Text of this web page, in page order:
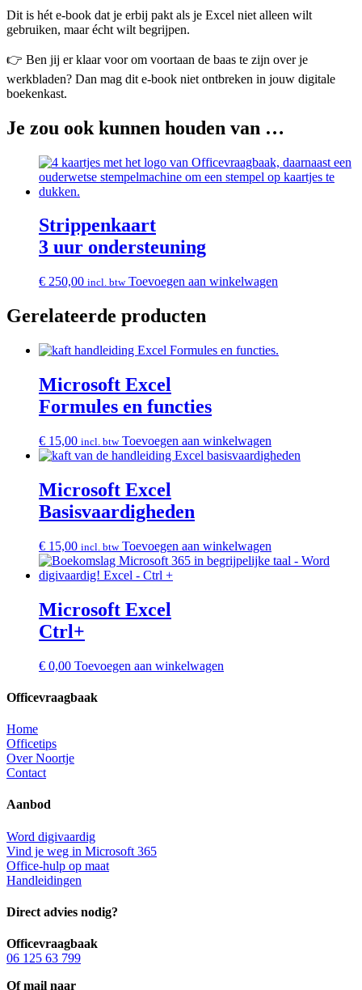
Dit is hét e-book dat je erbij pakt als je Excel niet alleen wilt
gebruiken, maar écht wilt begrijpen.
👉 Ben jij er klaar voor om voortaan de baas te zijn over je
werkbladen? Dan mag dit e-book niet ontbreken in jouw digitale
boekenkast.
Je zou ook kunnen houden van …
Strippenkaart
3 uur ondersteuning
€ 250,00 incl. btw Toevoegen aan winkelwagen
Gerelateerde producten
Microsoft Excel
Formules en functies
€ 15,00 incl. btw Toevoegen aan winkelwagen
Microsoft Excel
Basisvaardigheden
€ 15,00 incl. btw Toevoegen aan winkelwagen
Microsoft Excel
Ctrl+
€ 0,00 Toevoegen aan winkelwagen
Officevraagbaak
Home
Officetips
Over Noortje
Contact
Aanbod
Word digivaardig
Vind je weg in Microsoft 365
Office-hulp op maat
Handleidingen
Direct advies nodig?
Officevraagbaak
06 125 63 799
Of mail naar